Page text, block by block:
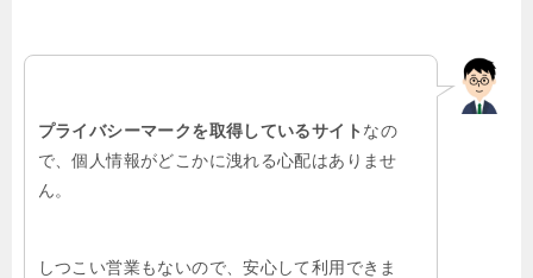
プライバシーマークを取得しているサイト なの
で、個人情報がどこかに洩れる心配はありませ
ん。
しつこい営業もないので、安心して利用できま